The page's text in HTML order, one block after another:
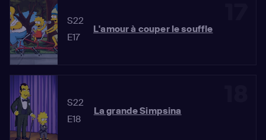
S22
E17
L'amour à couper le souffle
S22
E18
La grande Simpsina